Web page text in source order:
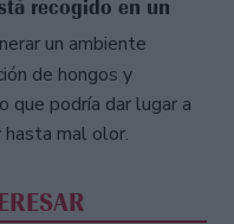
recogido en un
un ambiente
de hongos y
que podría dar lugar a
hasta mal olor.